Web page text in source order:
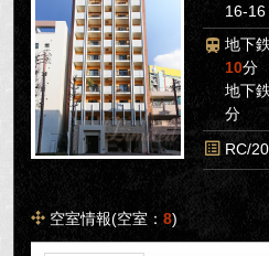
16-16
地下
10分
地下
分
RC/
空室情報(空室：8)